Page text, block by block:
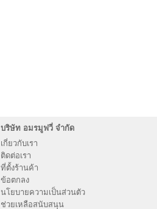
บริษัท อมรมูฟวี่ จำกัด
เกี่ยวกับเรา
ติดต่อเรา
ที่ตั้งร้านค้า
ข้อตกลง
นโยบายความเป็นส่วนตัว
ช่วยเหลือสนับสนุน